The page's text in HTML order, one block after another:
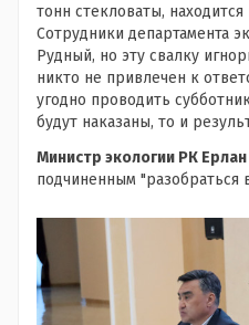
тонн стекловаты,
Сотрудники департамента
Рудный, но эту свалку
никто не привлечен к
угодно проводить
будут наказаны, то и
Министр экологии РК
подчиненным "разобраться